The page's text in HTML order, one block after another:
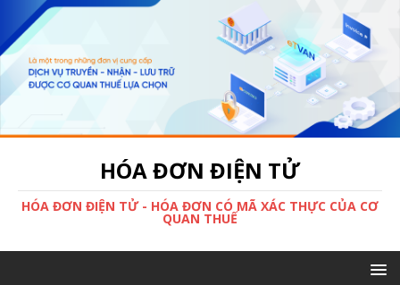
HÓA ĐƠN ĐIỆN TỬ
HÓA ĐƠN ĐIỆN TỬ - HÓA ĐƠN CÓ MÃ XÁC THỰC CỦA CƠ
QUAN THUẾ